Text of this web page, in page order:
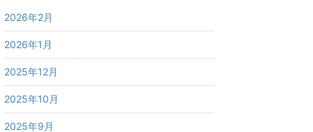
2026年2月
2026年1月
2025年12月
2025年10月
2025年9月